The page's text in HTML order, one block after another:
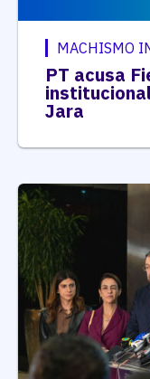
MACHISMO
PT acusa
Jara